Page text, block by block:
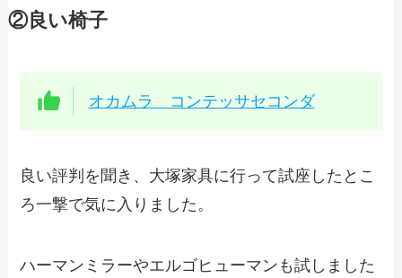
②良い椅子
オカムラ コンテッサセコンダ
良い評判を聞き、大塚家具に行って試座したとこ
ろ一撃で気に入りました。
ハーマンミラーやエルゴヒューマンも試しました